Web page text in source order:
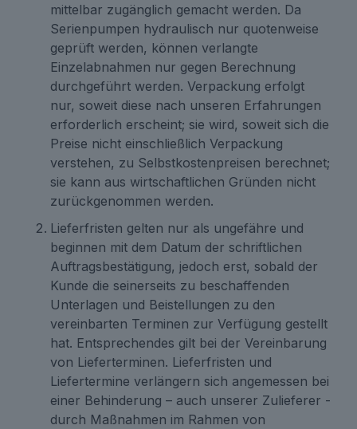
mittelbar zugänglich gemacht werden. Da
Serienpumpen hydraulisch nur quotenweise
geprüft werden, können verlangte
Einzelabnahmen nur gegen Berechnung
durchgeführt werden. Verpackung erfolgt
nur, soweit diese nach unseren Erfahrungen
erforderlich erscheint; sie wird, soweit sich die
Preise nicht einschließlich Verpackung
verstehen, zu Selbstkostenpreisen berechnet;
sie kann aus wirtschaftlichen Gründen nicht
zurückgenommen werden.
Lieferfristen gelten nur als ungefähre und
beginnen mit dem Datum der schriftlichen
Auftragsbestätigung, jedoch erst, sobald der
Kunde die seinerseits zu beschaffenden
Unterlagen und Beistellungen zu den
vereinbarten Terminen zur Verfügung gestellt
hat. Entsprechendes gilt bei der Vereinbarung
von Lieferterminen. Lieferfristen und
Liefertermine verlängern sich angemessen bei
einer Behinderung – auch unserer Zulieferer -
durch Maßnahmen im Rahmen von